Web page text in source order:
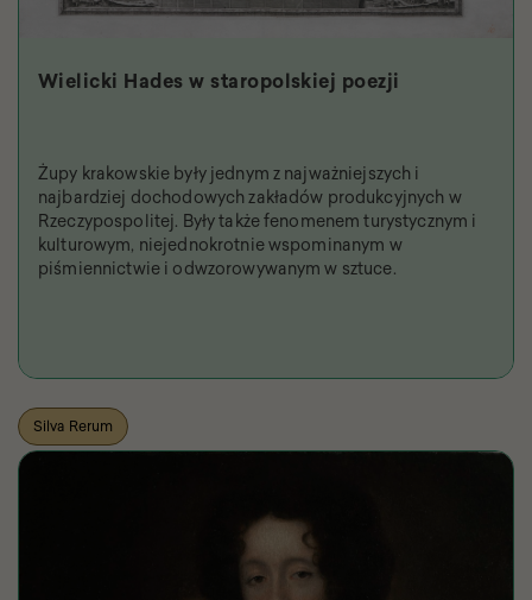
Wielicki Hades w staropolskiej poezji
Żupy krakowskie były jednym z najważniejszych i
najbardziej dochodowych zakładów produkcyjnych w
Rzeczypospolitej. Były także fenomenem turystycznym i
kulturowym, niejednokrotnie wspominanym w
piśmiennictwie i odwzorowywanym w sztuce.
Silva Rerum